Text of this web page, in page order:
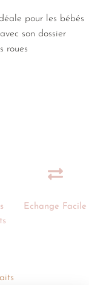
pour les bébés
son dossier
roues
Echange Facile